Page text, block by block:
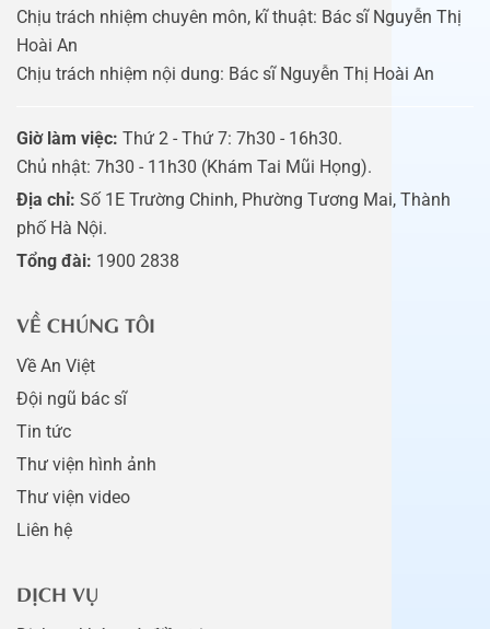
Chịu trách nhiệm chuyên môn, kĩ thuật: Bác sĩ Nguyễn Thị
Hoài An
Chịu trách nhiệm nội dung: Bác sĩ Nguyễn Thị Hoài An
Giờ làm việc: Thứ 2 - Thứ 7: 7h30 - 16h30.
Chủ nhật: 7h30 - 11h30 (Khám Tai Mũi Họng).
Địa chỉ: Số 1E Trường Chinh, Phường Tương Mai, Thành
phố Hà Nội.
Tổng đài: 1900 2838
VỀ CHÚNG TÔI
Về An Việt
Đội ngũ bác sĩ
Tin tức
Thư viện hình ảnh
Thư viện video
Liên hệ
DỊCH VỤ